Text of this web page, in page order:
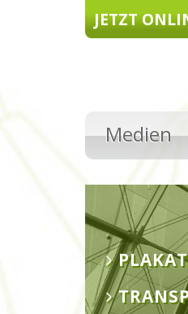
Direkt zum InhaltJETZT
Medien